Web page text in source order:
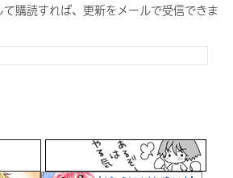
購読すれば、更新をメールで受信できま